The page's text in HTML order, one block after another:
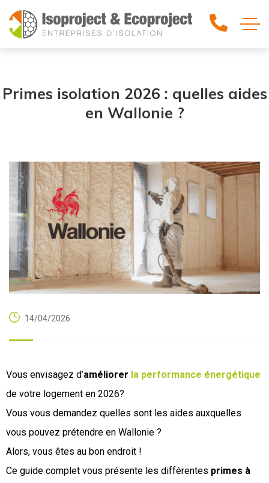
Primes isolation 2026 : quelles aides
en Wallonie ?
14/04/2026
Vous envisagez d’améliorer la performance énergétique
de votre logement en 2026?
Vous vous demandez quelles sont les aides auxquelles
vous pouvez prétendre en Wallonie ?
Alors, vous êtes au bon endroit !
Ce guide complet vous présente les différentes primes à